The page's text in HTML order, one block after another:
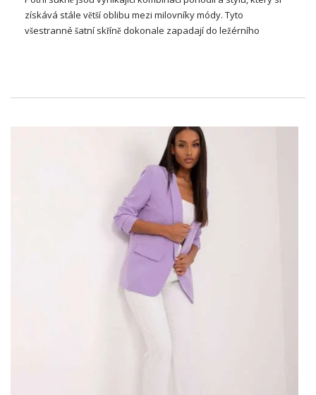
získává stále větší oblibu mezi milovníky módy. Tyto
všestranné šatní skříně dokonale zapadají do ležérního
nakupování nebo neformální setkání. Připravte se objevit, jak
se tepláky mohou stát nedílnou součástí vašeho šatníku a
přinést vám svobodu a módní eleganci v jednom!
Chcete vypadat módní? Sáhněte
po pohodlných sukních!
Potní sukně jsou perfektním řešením pro ženy, které oceňují
pohodlí a styl v každodenním vzhledu. Vyrobeny z měkkých
elastických materiálů, jako je bavlna nebo mikina, poskytují
nejen pohodlí při nošení, ale také svobodu pohybu. S
jednoduchým, minimalistickým designem,
hodí se k různým šatním předmětům – od triček a mikin až po
. Lze je nosit jak denně, tak během